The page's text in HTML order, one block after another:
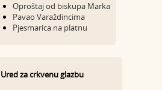
Oproštaj od biskupa Marka
Pavao Varaždincima
Pjesmarica na platnu
Ured za crkvenu glazbu